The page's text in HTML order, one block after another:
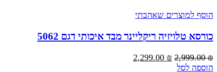
הוסף למוצרים שאהבתי
כורסא טלויזיה ריקליינר מבד איכותי דגם 5062
2,999.00₪
המחיר
2,299.00 ₪
הוספה לסל